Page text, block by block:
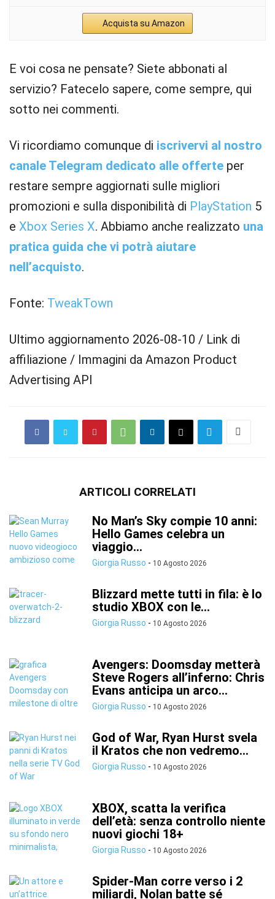
Acquista su Amazon
E voi cosa ne pensate? Siete abbonati al
servizio? Fatecelo sapere, come sempre, qui
sotto nei commenti.
Vi ricordiamo comunque di iscrivervi al nostro
canale Telegram dedicato alle offerte per
restare sempre aggiornati sulle migliori
promozioni e sulla disponibilità di PlayStation 5
e Xbox Series X. Abbiamo anche realizzato una
pratica guida che vi potrà aiutare
nell’acquisto.
Fonte: TweakTown
Ultimo aggiornamento 2026-08-10 / Link di
affiliazione / Immagini da Amazon Product
Advertising API
ARTICOLI CORRELATI
No Man’s Sky compie 10 anni:
Hello Games celebra un
viaggio...
Giorgia Russo - 10 Agosto 2026
Blizzard mette tutti in fila: è lo
studio XBOX con le...
Giorgia Russo - 10 Agosto 2026
Avengers: Doomsday metterà
Steve Rogers all’inferno: Chris
Evans anticipa un arco...
Giorgia Russo - 10 Agosto 2026
God of War, Ryan Hurst svela
il Kratos che non vedremo...
Giorgia Russo - 10 Agosto 2026
XBOX, scatta la verifica
dell’età: senza controllo niente
nuovi giochi 18+
Giorgia Russo - 10 Agosto 2026
Spider-Man corre verso i 2
miliardi, Nolan batte sé